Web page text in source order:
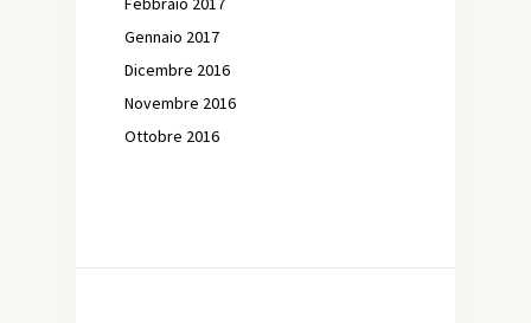
Gennaio 2017
Dicembre 2016
Novembre 2016
Ottobre 2016